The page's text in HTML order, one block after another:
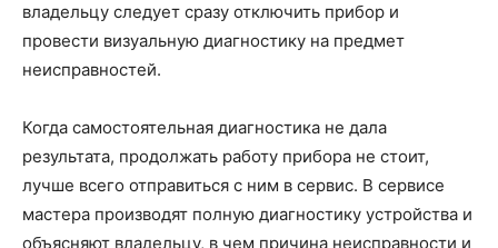
владельцу следует сразу отключить прибор и
провести визуальную диагностику на предмет
неисправностей.
Когда самостоятельная диагностика не дала
результата, продолжать работу прибора не стоит,
лучше всего отправиться с ним в сервис. В сервисе
мастера производят полную диагностику устройства и
объясняют владельцу, в чем причина неисправности и